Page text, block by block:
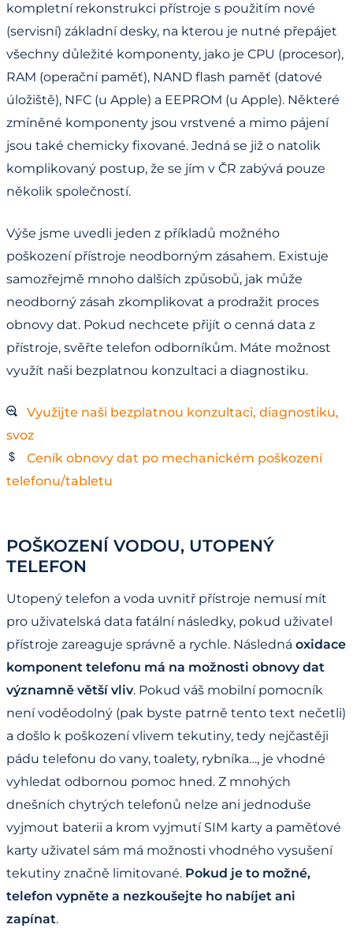
kompletní rekonstrukci přístroje s použitím nové
(servisní) základní desky, na kterou je nutné přepájet
všechny důležité komponenty, jako je CPU (procesor),
RAM (operační paměť), NAND flash paměť (datové
úložiště), NFC (u Apple) a EEPROM (u Apple). Některé
zmíněné komponenty jsou vrstvené a mimo pájení
jsou také chemicky fixované. Jedná se již o natolik
komplikovaný postup, že se jím v ČR zabývá pouze
několik společností.
Výše jsme uvedli jeden z příkladů možného
poškození přístroje neodborným zásahem. Existuje
samozřejmě mnoho dalších způsobů, jak může
neodborný zásah zkomplikovat a prodražit proces
obnovy dat. Pokud nechcete přijít o cenná data z
přístroje, svěřte telefon odborníkům. Máte možnost
využít naši bezplatnou konzultaci a diagnostiku.
Využijte naši bezplatnou konzultaci, diagnostiku,
svoz
Ceník obnovy dat po mechanickém poškození
telefonu/tabletu
POŠKOZENÍ VODOU, UTOPENÝ
TELEFON
Utopený telefon a voda uvnitř přístroje nemusí mít
pro uživatelská data fatální následky, pokud uživatel
přístroje zareaguje správně a rychle. Následná oxidace
komponent telefonu má na možnosti obnovy dat
významně větší vliv. Pokud váš mobilní pomocník
není voděodolný (pak byste patrně tento text nečetli)
a došlo k poškození vlivem tekutiny, tedy nejčastěji
pádu telefonu do vany, toalety, rybníka…, je vhodné
vyhledat odbornou pomoc hned. Z mnohých
dnešních chytrých telefonů nelze ani jednoduše
vyjmout baterii a krom vyjmutí SIM karty a paměťové
karty uživatel sám má možnosti vhodného vysušení
tekutiny značně limitované. Pokud je to možné,
telefon vypněte a nezkoušejte ho nabíjet ani
zapínat.